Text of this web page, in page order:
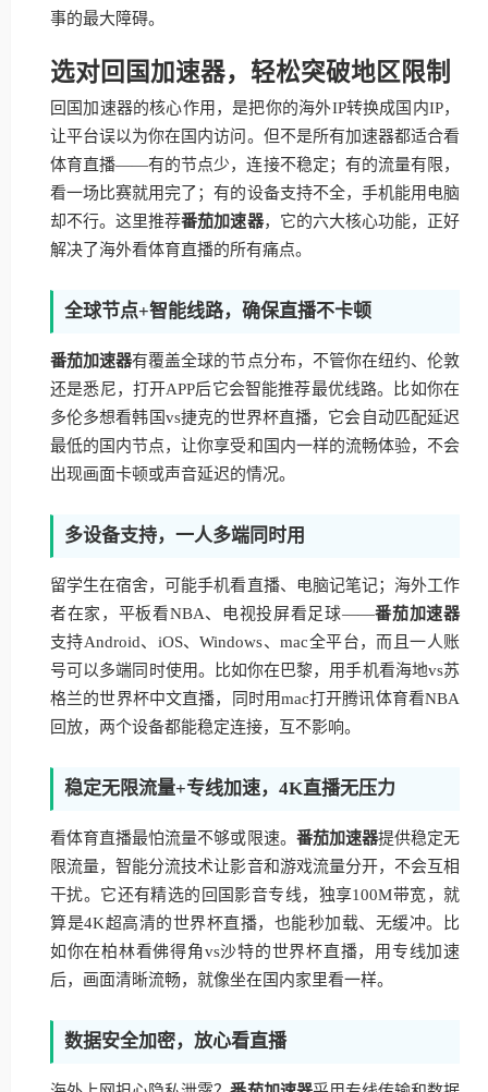
事的最大障碍。
选对回国加速器，轻松突破地区限制
回国加速器的核心作用，是把你的海外IP转换成国内IP，
让平台误以为你在国内访问。但不是所有加速器都适合看
体育直播——有的节点少，连接不稳定；有的流量有限，
看一场比赛就用完了；有的设备支持不全，手机能用电脑
却不行。这里推荐番茄加速器，它的六大核心功能，正好
解决了海外看体育直播的所有痛点。
全球节点+智能线路，确保直播不卡顿
番茄加速器有覆盖全球的节点分布，不管你在纽约、伦敦
还是悉尼，打开APP后它会智能推荐最优线路。比如你在
多伦多想看韩国vs捷克的世界杯直播，它会自动匹配延迟
最低的国内节点，让你享受和国内一样的流畅体验，不会
出现画面卡顿或声音延迟的情况。
多设备支持，一人多端同时用
留学生在宿舍，可能手机看直播、电脑记笔记；海外工作
者在家，平板看NBA、电视投屏看足球——番茄加速器
支持Android、iOS、Windows、mac全平台，而且一人账
号可以多端同时使用。比如你在巴黎，用手机看海地vs苏
格兰的世界杯中文直播，同时用mac打开腾讯体育看NBA
回放，两个设备都能稳定连接，互不影响。
稳定无限流量+专线加速，4K直播无压力
看体育直播最怕流量不够或限速。 番茄加速器提供稳定无
限流量，智能分流技术让影音和游戏流量分开，不会互相
干扰。它还有精选的回国影音专线，独享100M带宽，就
算是4K超高清的世界杯直播，也能秒加载、无缓冲。比
如你在柏林看佛得角vs沙特的世界杯直播，用专线加速
后，画面清晰流畅，就像坐在国内家里看一样。
数据安全加密，放心看直播